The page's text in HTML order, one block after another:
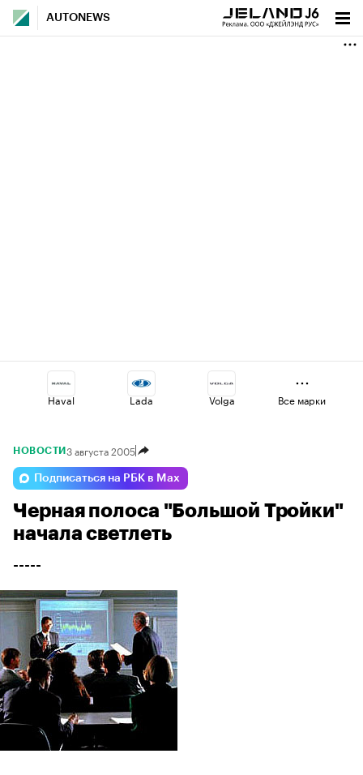
AUTONEWS
Haval Lada Volga
Omoda Geely
Esteo Voyah Changan
Все марки
НОВОСТИ 3 августа 2005
Подписаться на РБК в Max
Черная полоса "Большой Тройки"
начала светлеть
-----